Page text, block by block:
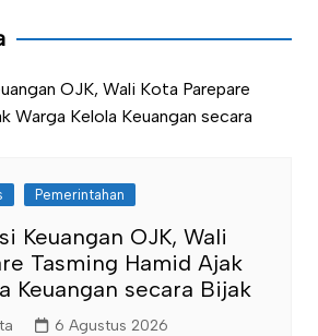
Pemerintahan
Keuangan OJK, Wali
Tasming Hamid Ajak
Keuangan secara Bijak
6 Agustus 2026